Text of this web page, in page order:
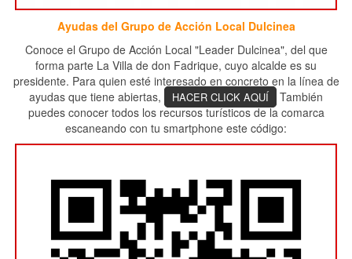
Ayudas del Grupo de Acción Local Dulcinea
Conoce el Grupo de Acción Local "Leader Dulcinea", del que
forma parte La Villa de don Fadrique, cuyo alcalde es su
presidente. Para quien esté interesado en concreto en la línea de
ayudas que tiene abiertas,
HACER CLICK AQUÍ
También
puedes conocer todos los recursos turísticos de la comarca
escaneando con tu smartphone este código: